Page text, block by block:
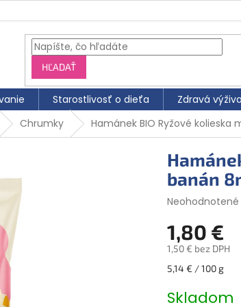
HĽADAŤ
Starostlivosť o dieťa Zdravá výživa
Chrumky Hamánek BIO Ryžové
banán
Priemerné
produktu
je
0,0
z
hviezdičiek.
Neohodnotené
1,80 €
1,50 € bez DPH
Jednotková
5,14 € / 100 g
Skladom